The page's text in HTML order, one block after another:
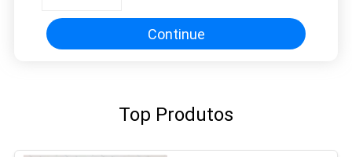
Continue
Top Produtos